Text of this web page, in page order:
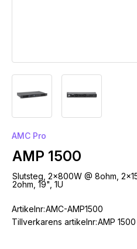
AMC Pro
AMP 1500
Slutsteg, 2x800W @ 8ohm,
2ohm, 19", 1U
Artikelnr:AMC-AMP1500
Tillverkarens artikelnr:AMP 1500